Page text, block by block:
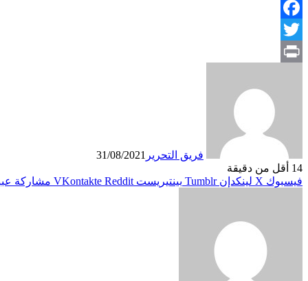
Facebook
Twitter
فريق التحرير 31/08/2021
14 أقل من دقيقة
فيسبوك X لينكدإن بينتيريست مشاركة